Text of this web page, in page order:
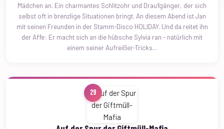
Mädchen an. Ein charmantes Schlitzohr und Draufgänger, der sich
selbst oft in brenzlige Situationen bringt. An diesem Abend ist Jan
mit seinen Freunden in der Stamm-Disco HOLIDAY. Und da reitet ihn
der Affe: Er macht sich an die hübsche Sylvia ran - natürlich mit
einem seiner Aufreißer-Tricks...
29